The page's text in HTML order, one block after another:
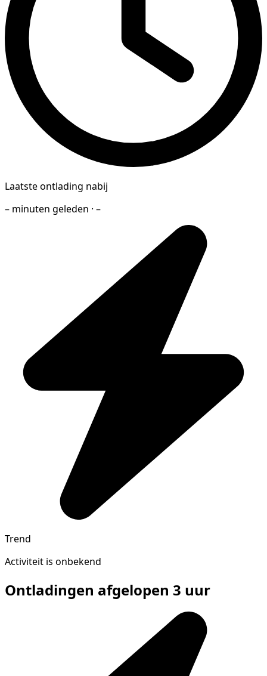
Laatste ontlading nabij
– minuten geleden · –
Trend
Activiteit is onbekend
Ontladingen afgelopen 3 uur